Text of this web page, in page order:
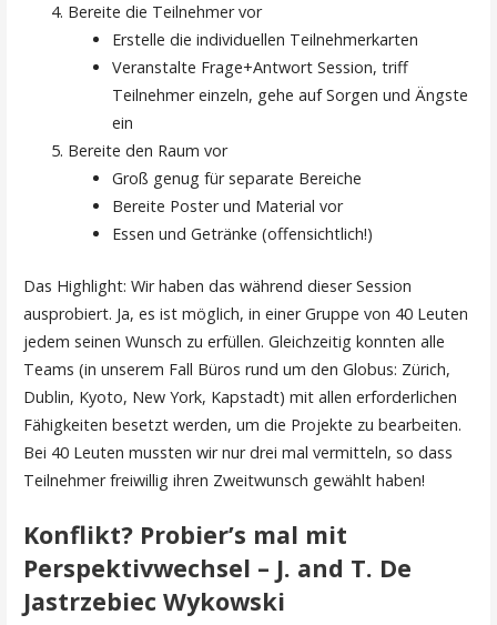
Bereite die Teilnehmer vor
Erstelle die individuellen Teilnehmerkarten
Veranstalte Frage+Antwort Session, triff
Teilnehmer einzeln, gehe auf Sorgen und Ängste
ein
Bereite den Raum vor
Groß genug für separate Bereiche
Bereite Poster und Material vor
Essen und Getränke (offensichtlich!)
Das Highlight: Wir haben das während dieser Session
ausprobiert. Ja, es ist möglich, in einer Gruppe von 40 Leuten
jedem seinen Wunsch zu erfüllen. Gleichzeitig konnten alle
Teams (in unserem Fall Büros rund um den Globus: Zürich,
Dublin, Kyoto, New York, Kapstadt) mit allen erforderlichen
Fähigkeiten besetzt werden, um die Projekte zu bearbeiten.
Bei 40 Leuten mussten wir nur drei mal vermitteln, so dass
Teilnehmer freiwillig ihren Zweitwunsch gewählt haben!
Konflikt? Probier’s mal mit
Perspektivwechsel – J. and T. De
Jastrzebiec Wykowski